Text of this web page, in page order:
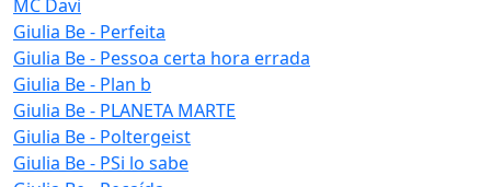
MC Davi
Giulia Be - Perfeita
Giulia Be - Pessoa certa hora errada
Giulia Be - Plan b
Giulia Be - PLANETA MARTE
Giulia Be - Poltergeist
Giulia Be - PSi lo sabe